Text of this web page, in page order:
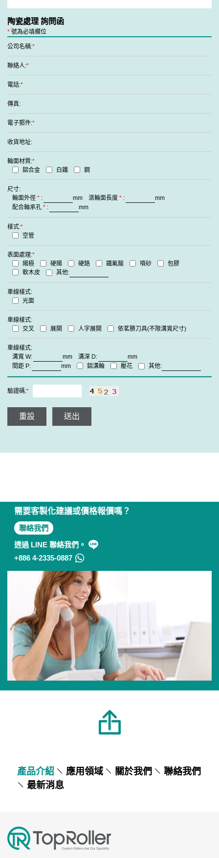
陶瓷處理 詢問函
* 號為必填欄位
公司名稱:*
聯絡人:*
電話:*
傳真:
電子郵件:*
收貨地址:
輪面材質:*
鋁合金
白鐵 鋼
尺寸:
輪面外徑 * : mm 滾輪面長度 * :
mm
配合軸承孔 * : mm
樣式:*
空管
表面處理:*
陽極
硬陽 硬鉻 鐵氟龍 噴砂
包膠
軟木皮
其他:
車線樣式:
光面
車線樣式:
交叉
展開 人字展開 依茗勝刀具(不限溝寬尺寸)
車線樣式:
溝寬 W: mm 溝深 D:
mm
間距 P: mm 鋁溝輪 壓花 其他:
驗證碼:*
重設 送出
需要客製化建議或價格報價嗎？
聯絡我們
透過 LINE 聯絡我們。
+886 4-2335-0887
產品介紹 應用領域 關於我們
聯絡我們
最新消息